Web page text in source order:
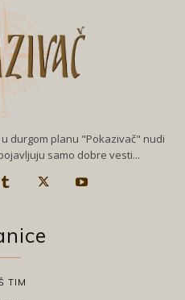
durgom planu "Pokazivač" nudi
samo dobre vesti...
TIM